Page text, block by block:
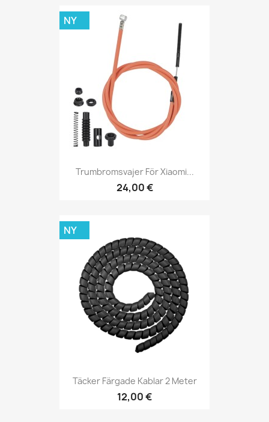
Trumbromsvajer För Xiaomi...
24,00 €
NY
Täcker Färgade Kablar 2 Meter
12,00 €
NY